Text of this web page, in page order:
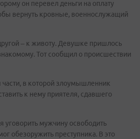
он перевел деньги на оплату
вернуть кровные, военнослужащий
– к животу. Девушке пришлось
Тот сообщил о происшествии
в которой злоумышленник
к нему приятеля, сдавшего
уговорить мужчину освободить
обезоружить преступника. В это